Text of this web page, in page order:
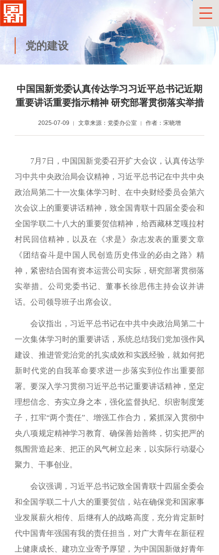
党的建设
中国国新党委认真传达学习习近平总书记近期
重要讲话重要指示精神 研究部署贯彻落实举措
2025-07-09 文章来源：党委办公室 作者：宋晓增
7月7 日，中国国新党委召开扩大会议，认真传达学
习中共中央政治局会议精神，习近平总书记在中共中央
政治局第二十一次集体学习时、在中央财经委员会第六
次会议上的重要讲话精神，致全国青联十四届全委会和
全国学联二十八大的重要贺信精神，给西藏林芝嘎拉村
村民回信精神 ，以及在《求是》杂志发表的重要文章
《团结奋斗是中国人民创造历史伟业的必由之路》精
神，紧密结合国有资本运营公司实际，研究部署贯彻落
实举措。公司党委书记、董事长徐思伟主持会议并讲
话。公司领导班子出席会议。
会议指出， 习近平总书记在中共中央政治局第二十
一次集体学习时的重要讲话，系统总结我们党加强作风
建设、推进管党治党的扎实成效和实践经验，就如何把
新时代党的自我革命要求进一步落实到位作出重要部
署。要深入学习贯彻习近平总书记重要讲话精神，坚定
理想信念 、夯实立身之本，强化监督执纪、织密制度笼
子， 扛牢“两个责任” 、增强工作合力，紧抓深入贯彻中
央八项规定精神学习教育、确保善始善终，切实把严的
氛围营造起来、把正的风气树立起来，以实际行动凝心
聚力、干事创业。
会议强调，习近平总书记致全国青联十四届全委会
和全国学联二十八大的重要贺信，站在确保党和国家事
业发展薪火相传、后继有人的战略高度，充分肯定新时
代中国青年强国有我的责任担当，对广大青年在新征程
上健康成长、建功立业寄予厚望，为中国国新做好青年